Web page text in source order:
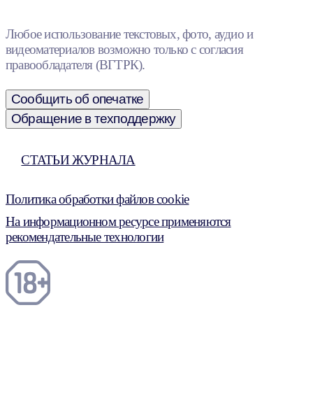
Любое использование текстовых, фото, аудио и
видеоматериалов возможно только с согласия
правообладателя (ВГТРК).
Сообщить об опечатке
Обращение в техподдержку
СТАТЬИ ЖУРНАЛА
Политика обработки файлов cookie
На информационном ресурсе применяются
рекомендательные технологии